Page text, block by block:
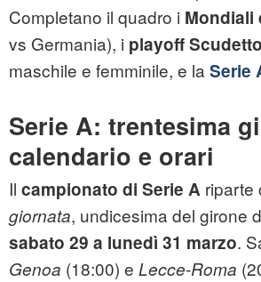
Completano il quadro i Mondiali
vs Germania), i playoff Scudetto
maschile e femminile, e la Serie
Serie A: trentesima
calendario e orari
Il campionato di Serie A riparte
giornata, undicesima del girone
sabato 29 a lunedì 31 marzo.
Genoa (18:00) e Lecce-Roma